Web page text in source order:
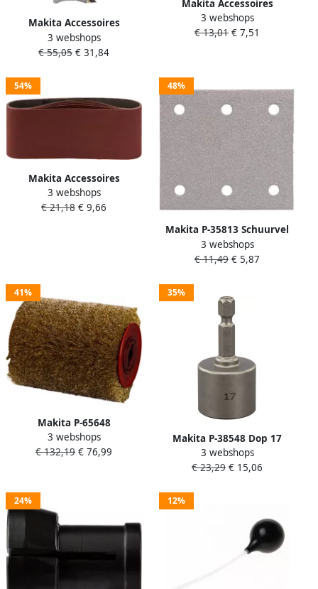
Makita Accessoires
Lamellenzaag HM 100x4 0
6T B-20644
3 webshops
€ 55,05 € 31,84
Makita Accessoires
Schuurband K100 13x533
Red P-43359
3 webshops
€ 13,01 € 7,51
54%
Makita Accessoires
Schuurband 610 x 100 mm
red K80 100x610 Red P-
3 webshops
€ 21,18 € 9,66
48%
Makita P-35813 Schuurvel
114x102 K60 White Velcro |
Mtools
3 webshops
€ 11,49 € 5,87
41%
Makita P-65648
Vermessingde
staaldraadborstel
3 webshops
€ 132,19 € 76,99
35%
Makita P-38548 Dop 17
0x55mm 1 4" ZK Vorm E |
Mtools
3 webshops
€ 23,29 € 15,06
24% 12%